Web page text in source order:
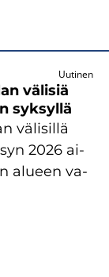
Uutinen
vä­li­siä
syk­syl­lä
vä­li­sil­lä
2026 ai­
alu­een va­